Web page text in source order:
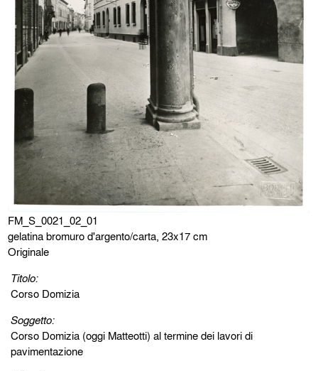
FM_S_0021_02_01
gelatina bromuro d'argento/carta, 23x17 cm
Originale
Titolo:
Corso Domizia
Soggetto:
Corso Domizia (oggi Matteotti) al termine dei lavori di
pavimentazione